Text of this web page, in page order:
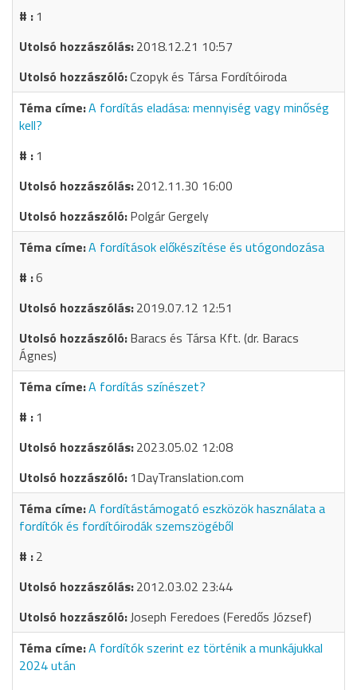
1
2018.12.21 10:57
Czopyk és Társa Fordítóiroda
A fordítás eladása: mennyiség vagy minőség
kell?
1
2012.11.30 16:00
Polgár Gergely
A fordítások előkészítése és utógondozása
6
2019.07.12 12:51
Baracs és Társa Kft. (dr. Baracs
Ágnes)
A fordítás színészet?
1
2023.05.02 12:08
1DayTranslation.com
A fordítástámogató eszközök használata a
fordítók és fordítóirodák szemszögéből
2
2012.03.02 23:44
Joseph Feredoes (Feredős József)
A fordítók szerint ez történik a munkájukkal
2024 után